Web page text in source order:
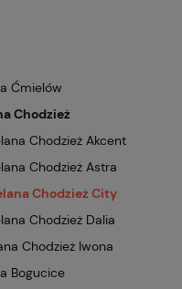
Ćmielów
Chodzież
Chodzież Akcent
Chodzież Astra
Chodzież City
Chodzież Dalia
Chodzież Iwona
Bogucice